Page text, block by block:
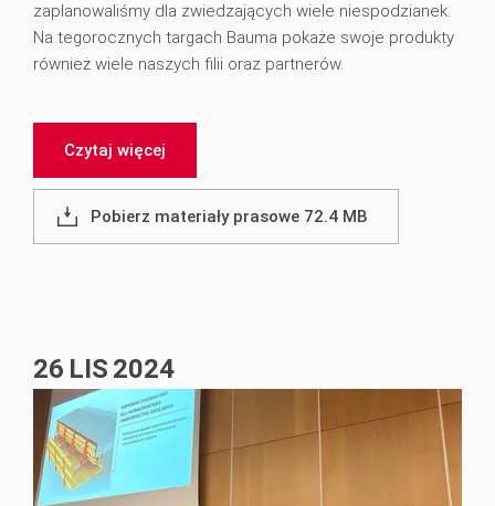
zaplanowaliśmy dla zwiedzających wiele niespodzianek.
Na tegorocznych targach Bauma pokaże swoje produkty
również wiele naszych filii oraz partnerów.
Czytaj więcej
Pobierz materiały prasowe 72.4 MB
26 LIS 2024